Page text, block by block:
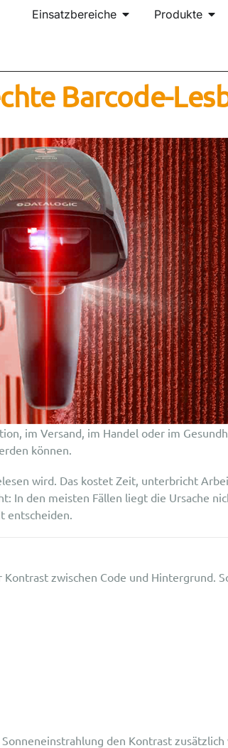
Einsatzbereiche Produkte
Barcode-
im Versand, im Handel oder im
können.
wird. Das kostet Zeit, unterbricht
den meisten Fällen liegt die Ursache
entscheiden.
zwischen Code und Hintergrund.
den Kontrast zusätzlich